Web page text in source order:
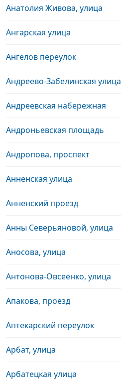
Анатолия Живова, улица
Ангарская улица
Ангелов переулок
Андреево-Забелинская улица
Андреевская набережная
Андроньевская площадь
Андропова, проспект
Анненская улица
Анненский проезд
Анны Северьяновой, улица
Аносова, улица
Антонова-Овсеенко, улица
Апакова, проезд
Аптекарский переулок
Арбат, улица
Арбатецкая улица